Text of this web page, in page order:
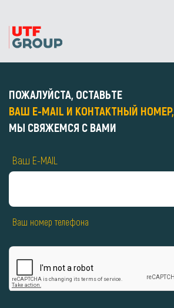
ПОЖАЛУЙСТА, ОСТАВЬТЕ
ВАШ E-MAIL И КОНТАКТНЫЙ НОМЕР,
МЫ СВЯЖЕМСЯ С ВАМИ
Ваш E-MAIL
Ваш номер телефона